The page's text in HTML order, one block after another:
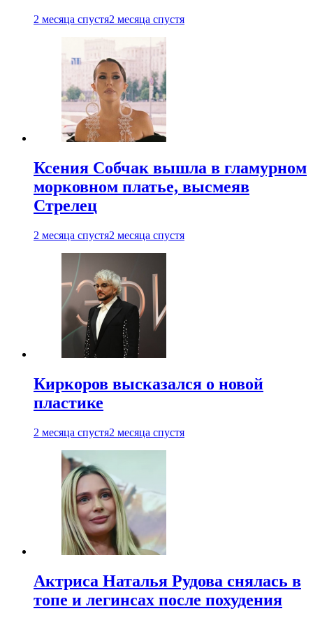
2 месяца спустя2 месяца спустя
Ксения Собчак вышла в гламурном
морковном платье, высмеяв
Стрелец
2 месяца спустя2 месяца спустя
Киркоров высказался о новой
пластике
2 месяца спустя2 месяца спустя
Актриса Наталья Рудова снялась в
топе и легинсах после похудения